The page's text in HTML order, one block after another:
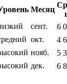
Месяц
сент.
6
окт.
4
нояб.
5
дек. 6